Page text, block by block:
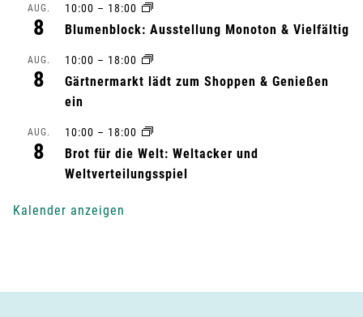
a
AUG.
8
10:00 – 18:00
Blumenblock: Ausstellung Monoton & Vielfältig
AUG.
8
10:00 – 18:00
Gärtnermarkt lädt zum Shoppen & Genießen
ein
AUG.
8
10:00 – 18:00
Brot für die Welt: Weltacker und
Weltverteilungsspiel
Kalender anzeigen